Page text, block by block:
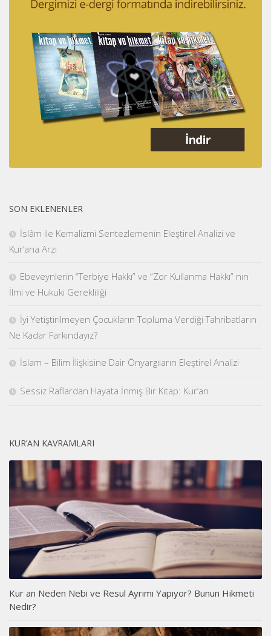
SON EKLENENLER
İslâm ile Kemalizmi Sentezlemenin Eleştirel Analizi ve
Kur’ana Arzı
Ebeveynlerin “Terbiye Hakkı” ve “Zor Kullanma Hakkı” nın
İlmi ve Hukuki Gerekliliği
İyi Yetiştirilmeyen Çocukların Topluma Verdiği Tahribatların
Ne Kadar Farkındayız?
İslam – Bilim İlişkisine Dair Önyargıların Eleştirel Analizi
Sessiz Raflardan Hayata İnmiş Bir Kitap: Kur’an
KUR’AN KAVRAMLARI
Kur an Neden Nebi ve Resul Ayrımı Yapıyor? Bunun Hikmeti
Nedir?